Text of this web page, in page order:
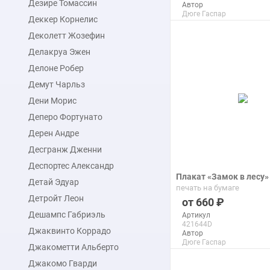
Дезире Томассин
Деккер Корнелис
Деколетт Жозефин
Делакруа Эжен
Делоне Робер
Демут Чарльз
Дени Морис
Деперо Фортунато
Дерен Андре
Десгранж Дженни
Деспортес Александр
Детай Эдуар
Детройт Леон
Дешампс Габриэль
Джаквинто Коррадо
Джакометти Альберто
Джакомо Гварди
Автор
Дюге Гаспар
Плакат «Замок в лесу»
печать на бумаге
660
Артикул
421644D
Автор
Дюге Гаспар